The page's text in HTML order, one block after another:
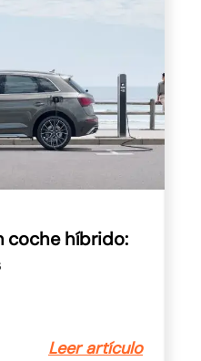
coche híbrido:
Leer artículo